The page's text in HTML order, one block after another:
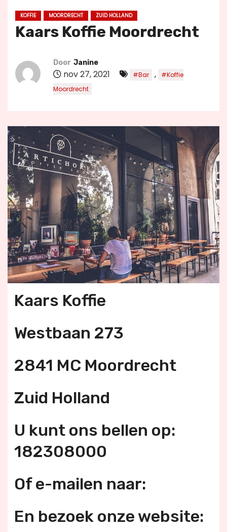
KOFFIE MOORDRECHT ZUID HOLLAND
Kaars Koffie Moordrecht
Door Janine
nov 27, 2021 #Bar ,
#Koffie
Moordrecht
Kaars Koffie
Westbaan 273
2841 MC Moordrecht
Zuid Holland
U kunt ons bellen op:
182308000
Of e-mailen naar:
En bezoek onze website: